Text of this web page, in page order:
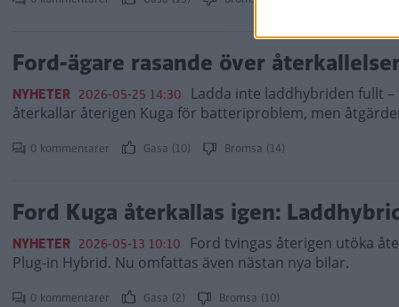
Ford-ägare rasande över
NYHETER 2026-05-25 14:30 Ladda inte laddhybriden fullt
återkallar återigen Kuga för batteri­problem, men
0 kommentarer Gasa (10) Bromsa (14)
Ford Kuga återkallas igen:
NYHETER 2026-05-13 10:10 Ford tvingas återigen utöka
Plug-in Hybrid. Nu omfattas även nästan nya bilar.
0 kommentarer Gasa (2) Bromsa (10)